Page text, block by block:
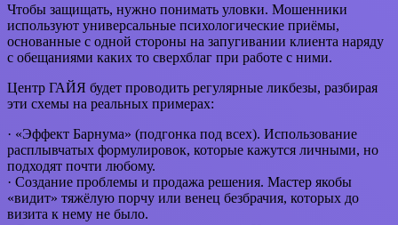
Чтобы защищать, нужно понимать уловки. Мошенники
используют универсальные психологические приёмы,
основанные с одной стороны на запугивании клиента наряду
с обещаниями каких то сверхблаг при работе с ними.
Центр ГАЙЯ будет проводить регулярные ликбезы, разбирая
эти схемы на реальных примерах:
· «Эффект Барнума» (подгонка под всех). Использование
расплывчатых формулировок, которые кажутся личными, но
подходят почти любому.
· Создание проблемы и продажа решения. Мастер якобы
«видит» тяжёлую порчу или венец безбрачия, которых до
визита к нему не было.